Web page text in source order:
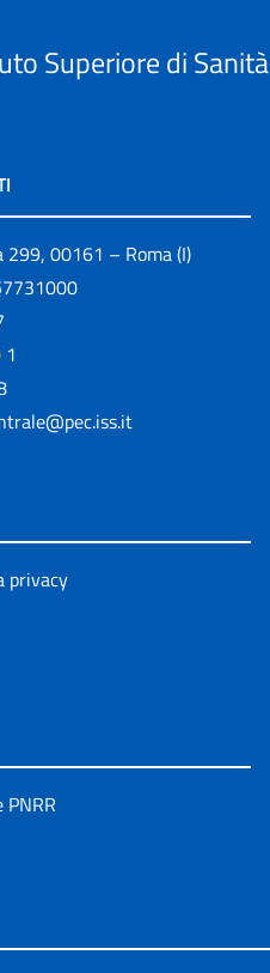
Superiore di Sanità
299, 00161 – Roma (I)
privacy